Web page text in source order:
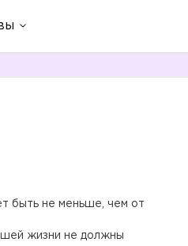
быть не меньше, чем от
жизни не должны